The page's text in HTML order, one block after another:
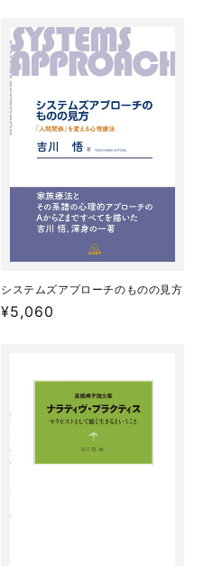
価
格
システムズアプローチのものの見方
通
¥5,060